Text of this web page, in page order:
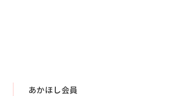
あかほし会員